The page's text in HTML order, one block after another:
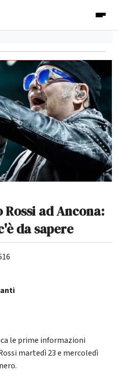
ad Ancona:
da sapere
le prime informazioni
martedì 23 e mercoledì